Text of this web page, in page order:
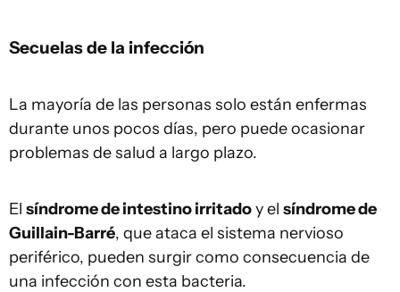
Secuelas de la infección
La mayoría de las personas solo están enfermas
durante unos pocos días, pero puede ocasionar
problemas de salud a largo plazo.
El síndrome de intestino irritadoy el síndrome de
Guillain-Barré, que ataca el sistema nervioso
periférico, pueden surgir como consecuencia de
una infección con esta bacteria.